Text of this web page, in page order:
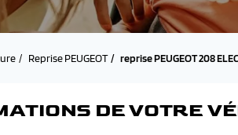
Reprise PEUGEOT reprise PEUGEOT 208
DE VOTRE